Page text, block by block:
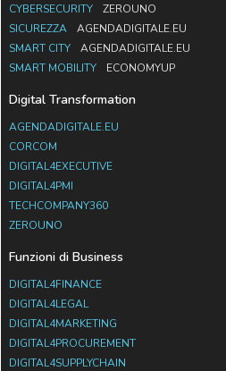
CYBERSECURITY
ZEROUNO
SICUREZZA
AGENDADIGITALE.EU
SMART CITY
AGENDADIGITALE.EU
SMART MOBILITY
ECONOMYUP
Digital Transformation
AGENDADIGITALE.EU
CORCOM
DIGITAL4EXECUTIVE
DIGITAL4PMI
TECHCOMPANY360
ZEROUNO
Funzioni di Business
DIGITAL4FINANCE
DIGITAL4LEGAL
DIGITAL4MARKETING
DIGITAL4PROCUREMENT
DIGITAL4SUPPLYCHAIN